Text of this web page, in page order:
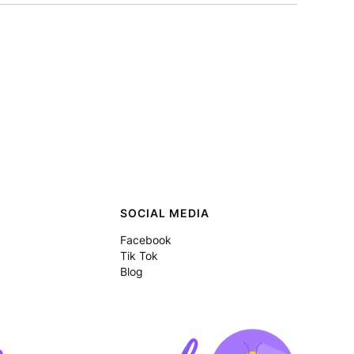
SOCIAL MEDIA
Facebook
Tik Tok
Blog